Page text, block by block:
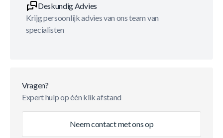
Deskundig Advies
Krijg persoonlijk advies van ons team van
specialisten
Vragen?
Expert hulp op één klik afstand
Neem contact met ons op